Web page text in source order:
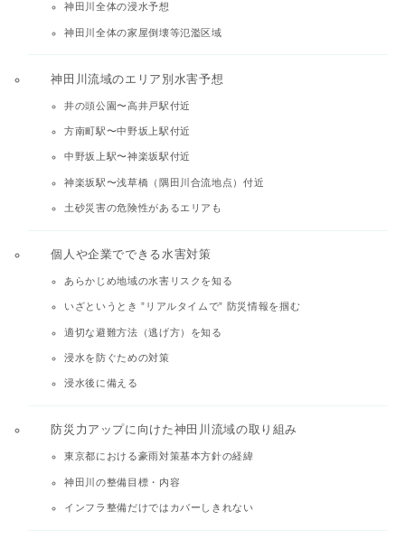
神田川全体の浸水予想
神田川全体の家屋倒壊等氾濫区域
神田川流域のエリア別水害予想
井の頭公園〜高井戸駅付近
方南町駅〜中野坂上駅付近
中野坂上駅〜神楽坂駅付近
神楽坂駅〜浅草橋（隅田川合流地点）付近
土砂災害の危険性があるエリアも
個人や企業でできる水害対策
あらかじめ地域の水害リスクを知る
いざというとき ”リアルタイムで” 防災情報を掴む
適切な避難方法（逃げ方）を知る
浸水を防ぐための対策
浸水後に備える
防災力アップに向けた神田川流域の取り組み
東京都における豪雨対策基本方針の経緯
神田川の整備目標・内容
インフラ整備だけではカバーしきれない